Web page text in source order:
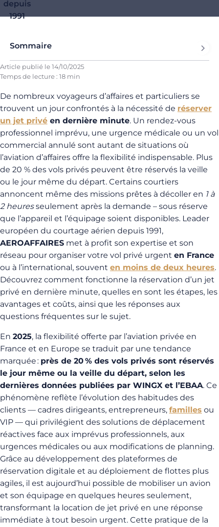
depuis
1991
Sommaire
Article publié le14/10/2025
Temps de lecture : 18 min
De nombreux voyageurs d’affaires et particuliers se
trouvent un jour confrontés à la nécessité de réserver
un jet privé en dernière minute. Un rendez-vous
professionnel imprévu, une urgence médicale ou un vol
commercial annulé sont autant de situations où
l’aviation d’affaires offre la flexibilité indispensable. Plus
de 20 % des vols privés peuvent être réservés la veille
ou le jour même du départ. Certains courtiers
annoncent même des missions prêtes à décoller en 1 à
2 heuresseulement après la demande – sous réserve
que l’appareil et l’équipage soient disponibles. Leader
européen du courtage aérien depuis 1991,
AEROAFFAIRES met à profit son expertise et son
réseau pour organiser votre vol privé urgent en France
ou à l’international, souvent en moins de deux heures.
Découvrez comment fonctionne la réservation d’un jet
privé en dernière minute, quelles en sont les étapes, les
avantages et coûts, ainsi que les réponses aux
questions fréquentes sur le sujet.
En 2025, la flexibilité offerte par l’aviation privée en
France et en Europe se traduit par une tendance
marquée : près de 20 % des vols privés sont réservés
le jour même ou la veille du départ, selon les
dernières données publiées par WINGX et l’EBAA. Ce
phénomène reflète l’évolution des habitudes des
clients — cadres dirigeants, entrepreneurs, familles ou
VIP — qui privilégient des solutions de déplacement
réactives face aux imprévus professionnels, aux
urgences médicales ou aux modifications de planning.
Grâce au développement des plateformes de
réservation digitale et au déploiement de flottes plus
agiles, il est aujourd’hui possible de mobiliser un avion
et son équipage en quelques heures seulement,
transformant la location de jet privé en une réponse
immédiate à tout besoin urgent. Cette pratique de la